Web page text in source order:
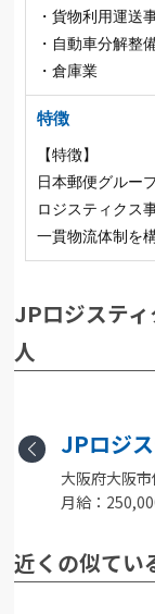
・貨物利用運送
・自動車分解整
・倉庫業
特徴
【特徴】
日本郵便グルー
ロジスティクス
一貫物流体制を
JPロジステ
人
Previous
JPロジ
港物流セ
大阪府大阪
月給：
近くの似てい